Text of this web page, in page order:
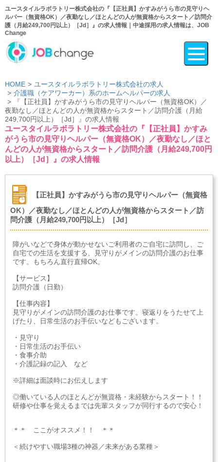
ユースタイルラボラトリー株式会社の『【正社員】かすみがうら市の見守りヘ
ルパー（無資格OK）／夜勤なし／ほとんどの人が無資格からスタート／訪問介
護（月給249,700円以上）［Jd］』の求人情報｜中途採用の求人情報は、JOB
Change
HOME
ユースタイルラボラトリー株式会社の求人
介護職（ケアワーカー）系のホームヘルパーの求人
『【正社員】かすみがうら市の見守りヘルパー（無資格OK）／
夜勤なし／ほとんどの人が無資格からスタート／訪問介護（月給
249,700円以上）［Jd］』の求人情報
ユースタイルラボラトリー株式会社の『【正社員】かすみ
がうら市の見守りヘルパー（無資格OK）／夜勤なし／ほと
んどの人が無資格からスタート／訪問介護（月給249,700円
以上）［Jd］』の求人情報
【正社員】かすみがうら市の見守りヘルパー（無資格
OK）／夜勤なし／ほとんどの人が無資格からスタート／訪
問介護（月給249,700円以上）［Jd］
障がいなどで身体が動かせないご利用者のご自宅に訪問し、ご
自宅での生活を支援する、見守りがメインの訪問介護のお仕事
です。もちろん直行直帰OK。
【サービス】
訪問介護（日勤）
【仕事内容】
見守りがメインの訪問介護のお仕事です。寝返りをうたせて上
げたり、日常生活のお手伝いなどもございます。
・見守り
・日常生活のお手伝い
・食事介助
・介護記録の記入 など
※詳細は面談時にお伝えします
◎働いている人のほとんどが無資格・未経験からスタート！！
研修や仕事を覚えるまでは先輩スタッフが同行するので安心！
＊＊ ここがオススメ！！ ＊＊
＜続けやすい職場3種の神器／未来がある業種＞